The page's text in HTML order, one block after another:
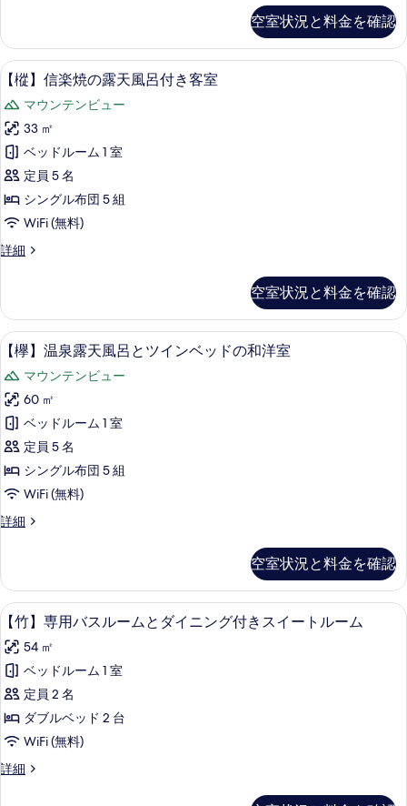
の
写
真
を
表
示
す
る
レ
の
す
べ
て
の
写
真
を
表
る
共
有
バ
ト
イ
レ
の
詳
細
空室状況と料金を確認
【樅】
信
楽
焼
の
露
天
風
呂
き
客
室
の
す
べ
て
の
写
真
示
す
る
【樅】信楽焼の露天風呂付き客室 |
5
【樅】信楽焼の露天風呂付き客室
マウンテンビュー
33 ㎡
ベッドルーム 1 室
定員 5 名
シングル布団 5 組
WiFi (無料)
詳細
【樅】
の
露
天
呂
付
き
客
室
の
詳
細
空室状況と料金を確認
【欅】
温
泉
露
天
風
呂
と
ツ
ン
ベ
ッ
ド
の
和
洋
室
の
【欅】温泉露天風呂とツインベッド
14
【欅】温泉露天風呂とツインベッドの和洋室
マウンテンビュー
60 ㎡
ベッドルーム 1 室
定員 5 名
シングル布団 5 組
WiFi (無料)
詳細
【欅】
天
風
呂
ツ
イ
ベ
ッ
ド
の
和
空室状況と料金を確認
【竹】
専
用
バ
ス
ル
ー
ム
【竹】専用バスルームとダイニング
8
【竹】専用バスルームとダイニング付きスイートルーム
54 ㎡
ベッドルーム 1 室
定員 2 名
ダブルベッド 2 台
WiFi (無料)
詳細
【竹】